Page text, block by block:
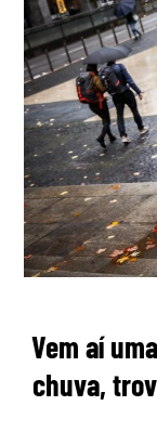
Vem aí
chuva,